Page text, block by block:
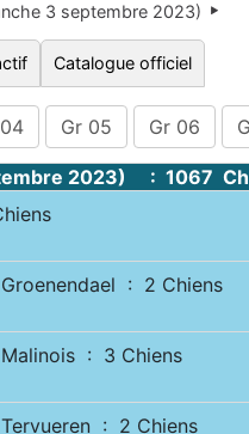
3 septembre 2023)
Catalogue officiel
Gr 05 Gr 06
2023) : 1067
Groenendael : 2 Chiens
Malinois : 3 Chiens
Tervueren : 2 Chiens